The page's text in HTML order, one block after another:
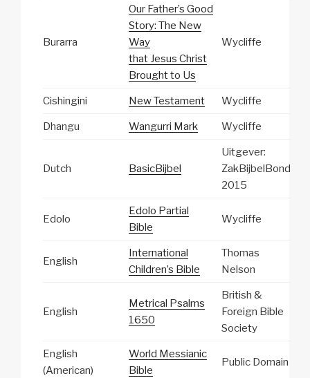
Burarra
Our Father’s Good
Story: The New
Way
that Jesus Christ
Brought to Us
Wycliffe
Cishingini New Testament Wycliffe
Dhangu Wangurri Mark Wycliffe
Dutch BasicBijbel
Uitgever:
ZakBijbelBond
2015
Edolo
Edolo Partial
Bible
Wycliffe
English
International
Children’s Bible
Thomas
Nelson
English
Metrical Psalms
1650
British &
Foreign Bible
Society
English
(American)
World Messianic
Bible
Public Domain